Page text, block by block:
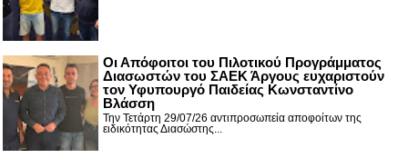
Οι Απόφοιτοι του Πιλοτικού Προγράμματος
Διασωστών του ΣΑΕΚ Άργους ευχαριστούν
τον Υφυπουργό Παιδείας Κωνσταντίνο
Βλάσση
Την Τετάρτη 29/07/26 αντιπροσωπεία αποφοίτων της
ειδικότητας Διασώστης...